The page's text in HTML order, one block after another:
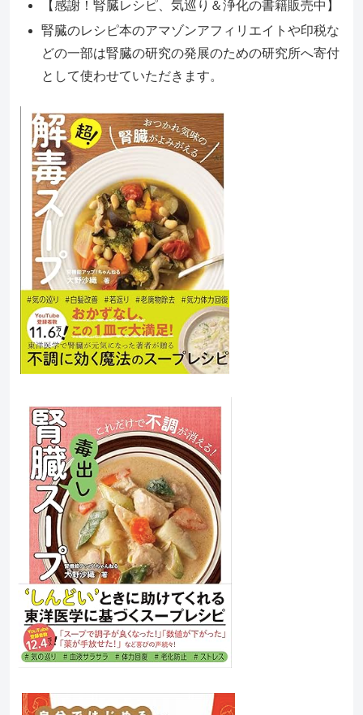
【感謝！腎臓レシピ、気巡り＆浄化の書籍販売中】
腎臓のレシピ本のアマゾンアフィリエイトや印税な
どの一部は腎臓の研究の発展のための研究所へ寄付
として使わせていただきます。